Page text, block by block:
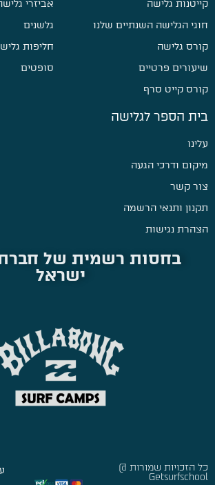
קייטנות גלישה
חוגי הגלישה השנתיים שלנו
קורס גלישה
שיעורים פרטיים
קורס קייט סרף
אביזרי
גלשנים
חליפות
סופטים
בית הספר לגלישה
עלינו
מיקום ודרכי הגעה
צור קשר
תקנון ותנאי הרשמה
הצהרת נגישות
בחסות רשמית של חברת
ישראל
כל הזכויות שמורות @
Getsurfschool